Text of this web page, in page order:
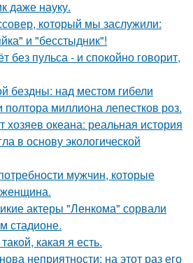
даже науку.
который мы заслужили:
и "бесстыдник"!
без пульса - и спокойно говорит,
бездны: над местом гибели
миллиона лепестков роз.
хозяев океана: реальная история
в основу экологической
мужчин, которые
актеры "Ленкома" сорвали
стадионе.
какая я есть.
неприятности: на этот раз его